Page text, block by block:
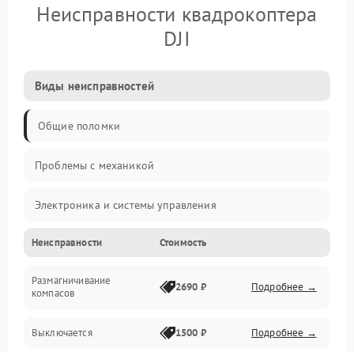
Неисправности квадрокоптера
DJI
Виды неисправностей
Общие поломки
Проблемы с механикой
Электроника и системы управления
Проблемы с сигналом
Двигатели и силовая установка
Неисправности Стоимость
Размагничивание
компасов
2690 ₽ Подробнее →
Выключается 1500 ₽ Подробнее →